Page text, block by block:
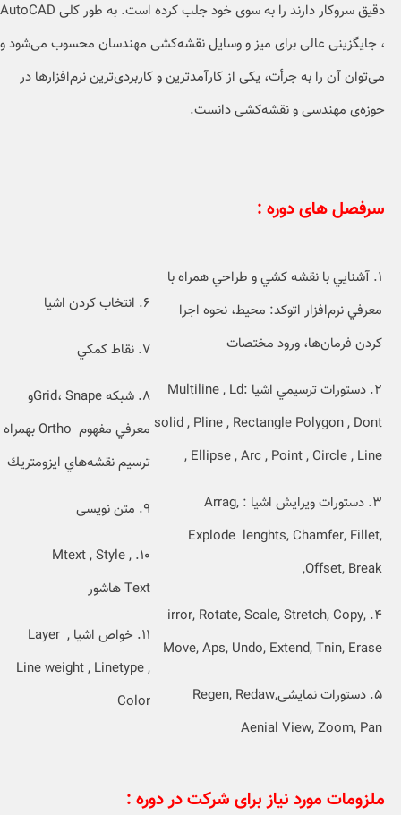
دقیق سروکار دارند را به سوی خود جلب کرده است. به طور کلی AutoCAD
، جایگزینی عالی برای میز و وسایل نقشه‌کشی مهندسان محسوب می‌شود و
می‌توان آن را به جرأت، یکی از کارآمدترین و کاربردی‌ترین نرم‌افزارها در
حوزه‌ی مهندسی و نقشه‌کشی دانست.
سرفصل های دوره :
۱. آشنايي با نقشه كشي و طراحي همراه با
معرفي نرم‌افزار اتوكد: محيط، نحوه اجرا
كردن فرمان‌ها، ورود مختصات
۲. دستورات ترسيمي اشيا :Multiline , Ld
solid , Pline , Rectangle Polygon , Dont
, Ellipse , Arc , Point , Circle , Line
۳. دستورات ويرايش اشيا : Arrag,
Explode lenghts, Chamfer, Fillet,
Offset, Break,
۴. irror, Rotate, Scale, Stretch, Copy,
Move, Aps, Undo, Extend, Tnin, Erase
۵. دستورات نمایشیRegen, Redaw,
Aenial View, Zoom, Pan
۶. انتخاب كردن اشيا
۷. نقاط كمكي
۸. شبكه Grid، Snapeو
معرفي مفهوم Ortho بهمراه
ترسيم‌ نقشه‌هاي ايزومتريك
۹. متن نویسی
۱۰. Mtext , Style ,
Text هاشور
۱۱. خواص اشیا Layer ,
Line weight , Linetype ,
Color
ملزومات مورد نیاز برای شرکت در دوره :